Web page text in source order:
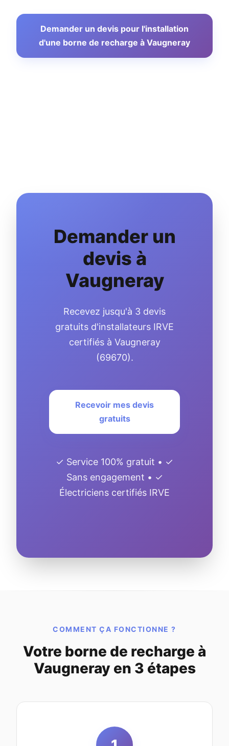
Demander un devis pour l'installation
d'une borne de recharge à Vaugneray
Demander un
devis à
Vaugneray
Recevez jusqu'à 3 devis
gratuits d'installateurs IRVE
certifiés à Vaugneray
(69670).
Recevoir mes devis
gratuits
✓ Service 100% gratuit • ✓
Sans engagement • ✓
Électriciens certifiés IRVE
COMMENT ÇA FONCTIONNE ?
Votre borne de recharge à
Vaugneray en 3 étapes